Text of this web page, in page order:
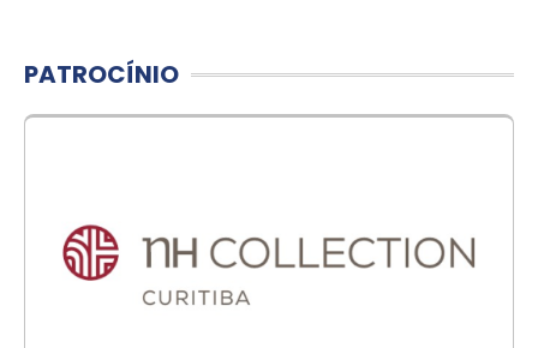
PATROCÍNIO